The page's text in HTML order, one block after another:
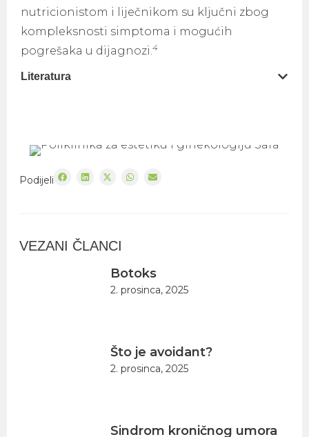
nutricionistom i liječnikom su ključni zbog
kompleksnosti simptoma i mogućih
pogrešaka u dijagnozi.4
Literatura
Podijeli
VEZANI ČLANCI
Botoks
2. prosinca, 2025
Što je avoidant?
2. prosinca, 2025
Sindrom kroničnog umora